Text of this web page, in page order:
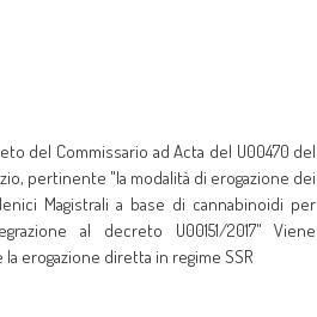
del Commissario ad Acta del U00470 del
pertinente "la modalità di erogazione dei
Magistrali a base di cannabinoidi per
al decreto U00151/2017" Viene
erogazione diretta in regime SSR